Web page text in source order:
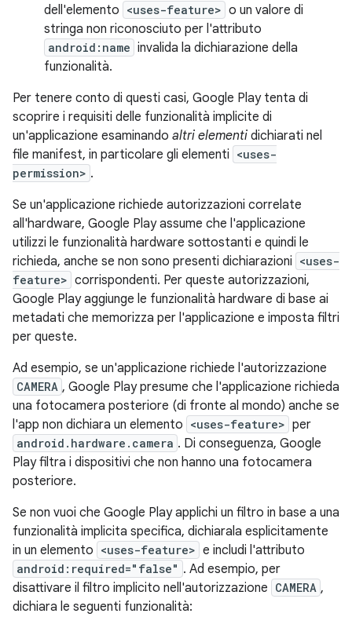
dell'elemento <uses-feature> o un valore di
stringa non riconosciuto per l'attributo
android:name invalida la dichiarazione della
funzionalità.
Per tenere conto di questi casi, Google Play tenta di
scoprire i requisiti delle funzionalità implicite di
un'applicazione esaminando altri elementi dichiarati nel
file manifest, in particolare gli elementi <uses-
permission> .
Se un'applicazione richiede autorizzazioni correlate
all'hardware, Google Play assume che l'applicazione
utilizzi le funzionalità hardware sottostanti e quindi le
richieda, anche se non sono presenti dichiarazioni <uses-
feature> corrispondenti. Per queste autorizzazioni,
Google Play aggiunge le funzionalità hardware di base ai
metadati che memorizza per l'applicazione e imposta filtri
per queste.
Ad esempio, se un'applicazione richiede l'autorizzazione
CAMERA , Google Play presume che l'applicazione richieda
una fotocamera posteriore (di fronte al mondo) anche se
l'app non dichiara un elemento <uses-feature> per
android.hardware.camera . Di conseguenza, Google
Play filtra i dispositivi che non hanno una fotocamera
posteriore.
Se non vuoi che Google Play applichi un filtro in base a una
funzionalità implicita specifica, dichiarala esplicitamente
in un elemento <uses-feature> e includi l'attributo
android:required="false" . Ad esempio, per
disattivare il filtro implicito nell'autorizzazione CAMERA ,
dichiara le seguenti funzionalità: